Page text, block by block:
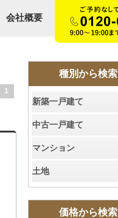
会社概要
トップページ
買いたい
売りたい
1
種別から検索
新築一戸建て
中古一戸建て
マンション
土地
価格から検索